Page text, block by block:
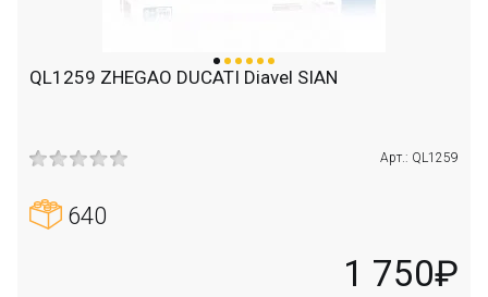
QL1259 ZHEGAO DUCATI Diavel SIAN
Арт.: QL1259
640
1 750₽